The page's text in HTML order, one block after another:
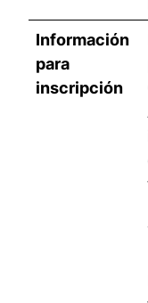
Información
para
inscripción